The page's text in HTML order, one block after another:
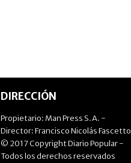
DIRECCIÓN
Propietario: Man Press S.A. -
Director: Francisco Nicolás Fascetto
© 2017 Copyright Diario Popular -
Todos los derechos reservados